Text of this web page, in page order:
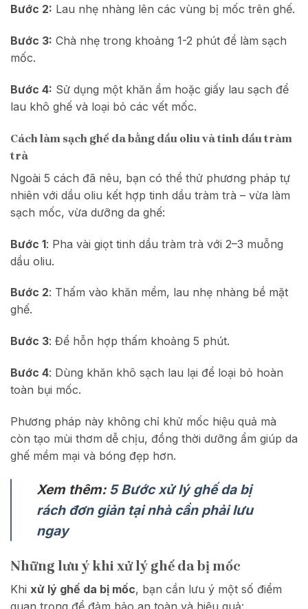
Bước 2: Lau nhẹ nhàng lên các vùng bị mốc trên ghế.
Bước 3: Chà nhẹ trong khoảng 1-2 phút để làm sạch
mốc.
Bước 4: Sử dụng một khăn ẩm hoặc giấy lau sạch để
lau khô ghế và loại bỏ các vết mốc.
Cách làm sạch ghế da bằng dầu oliu và tinh dầu tràm
trà
Ngoài 5 cách đã nêu, bạn có thể thử phương pháp tự
nhiên với dầu oliu kết hợp tinh dầu tràm trà – vừa làm
sạch mốc, vừa dưỡng da ghế:
Bước 1: Pha vài giọt tinh dầu tràm trà với 2–3 muỗng
dầu oliu.
Bước 2: Thấm vào khăn mềm, lau nhẹ nhàng bề mặt
ghế.
Bước 3: Để hỗn hợp thấm khoảng 5 phút.
Bước 4: Dùng khăn khô sạch lau lại để loại bỏ hoàn
toàn bụi mốc.
Phương pháp này không chỉ khử mốc hiệu quả mà
còn tạo mùi thơm dễ chịu, đồng thời dưỡng ẩm giúp da
ghế mềm mại và bóng đẹp hơn.
Xem thêm: 5 Bước xử lý ghế da bị
rách đơn giản tại nhà cần phải lưu
ngay
Những lưu ý khi xử lý ghế da bị mốc
Khi xử lý ghế da bị mốc, bạn cần lưu ý một số điểm